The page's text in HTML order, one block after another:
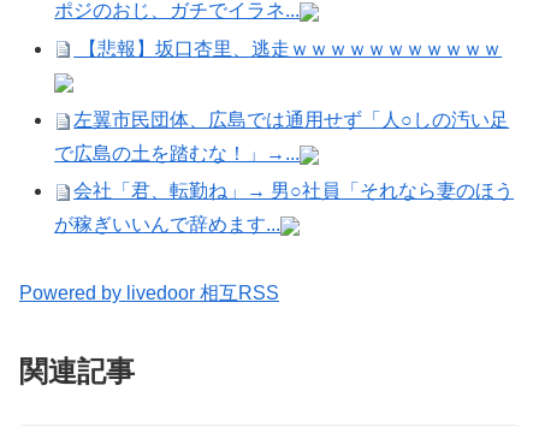
ポジのおじ、ガチでイラネ...
【悲報】坂口杏里、逃走ｗｗｗｗｗｗｗｗｗｗｗ
左翼市民団体、広島では通用せず「人○しの汚い足
で広島の土を踏むな！」→...
会社「君、転勤ね」→ 男○社員「それなら妻のほう
が稼ぎいいんで辞めます...
Powered by livedoor 相互RSS
関連記事